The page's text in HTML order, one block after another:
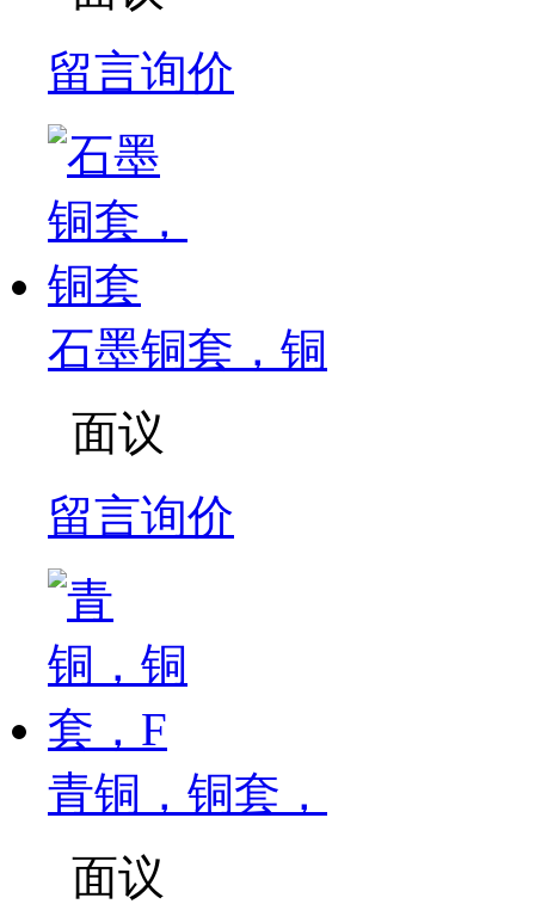
留言询价
石墨铜套，铜
面议
留言询价
青铜，铜套，
面议